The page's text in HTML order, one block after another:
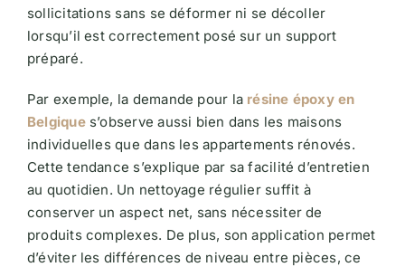
sollicitations sans se déformer ni se décoller
lorsqu’il est correctement posé sur un support
préparé.
Par exemple, la demande pour la résine époxy en
Belgiques’observe aussi bien dans les maisons
individuelles que dans les appartements rénovés.
Cette tendance s’explique par sa facilité d’entretien
au quotidien. Un nettoyage régulier suffit à
conserver un aspect net, sans nécessiter de
produits complexes. De plus, son application permet
d’éviter les différences de niveau entre pièces, ce